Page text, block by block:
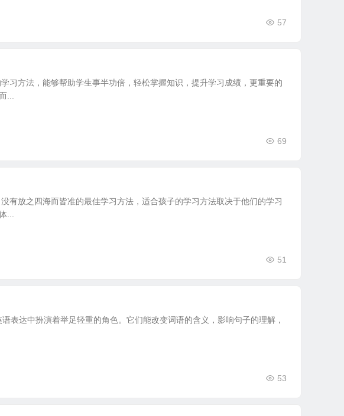
57
习方法，能够帮助学生事半功倍，轻松掌握知识，提升学习成绩，更重要的
...
69
有放之四海而皆准的最佳学习方法，适合孩子的学习方法取决于他们的学习
...
51
表达中扮演着举足轻重的角色。它们能改变词语的含义，影响句子的理解，
53